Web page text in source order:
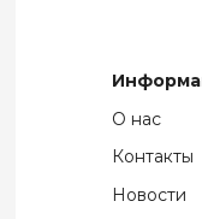
О нас
Контакты
Новости